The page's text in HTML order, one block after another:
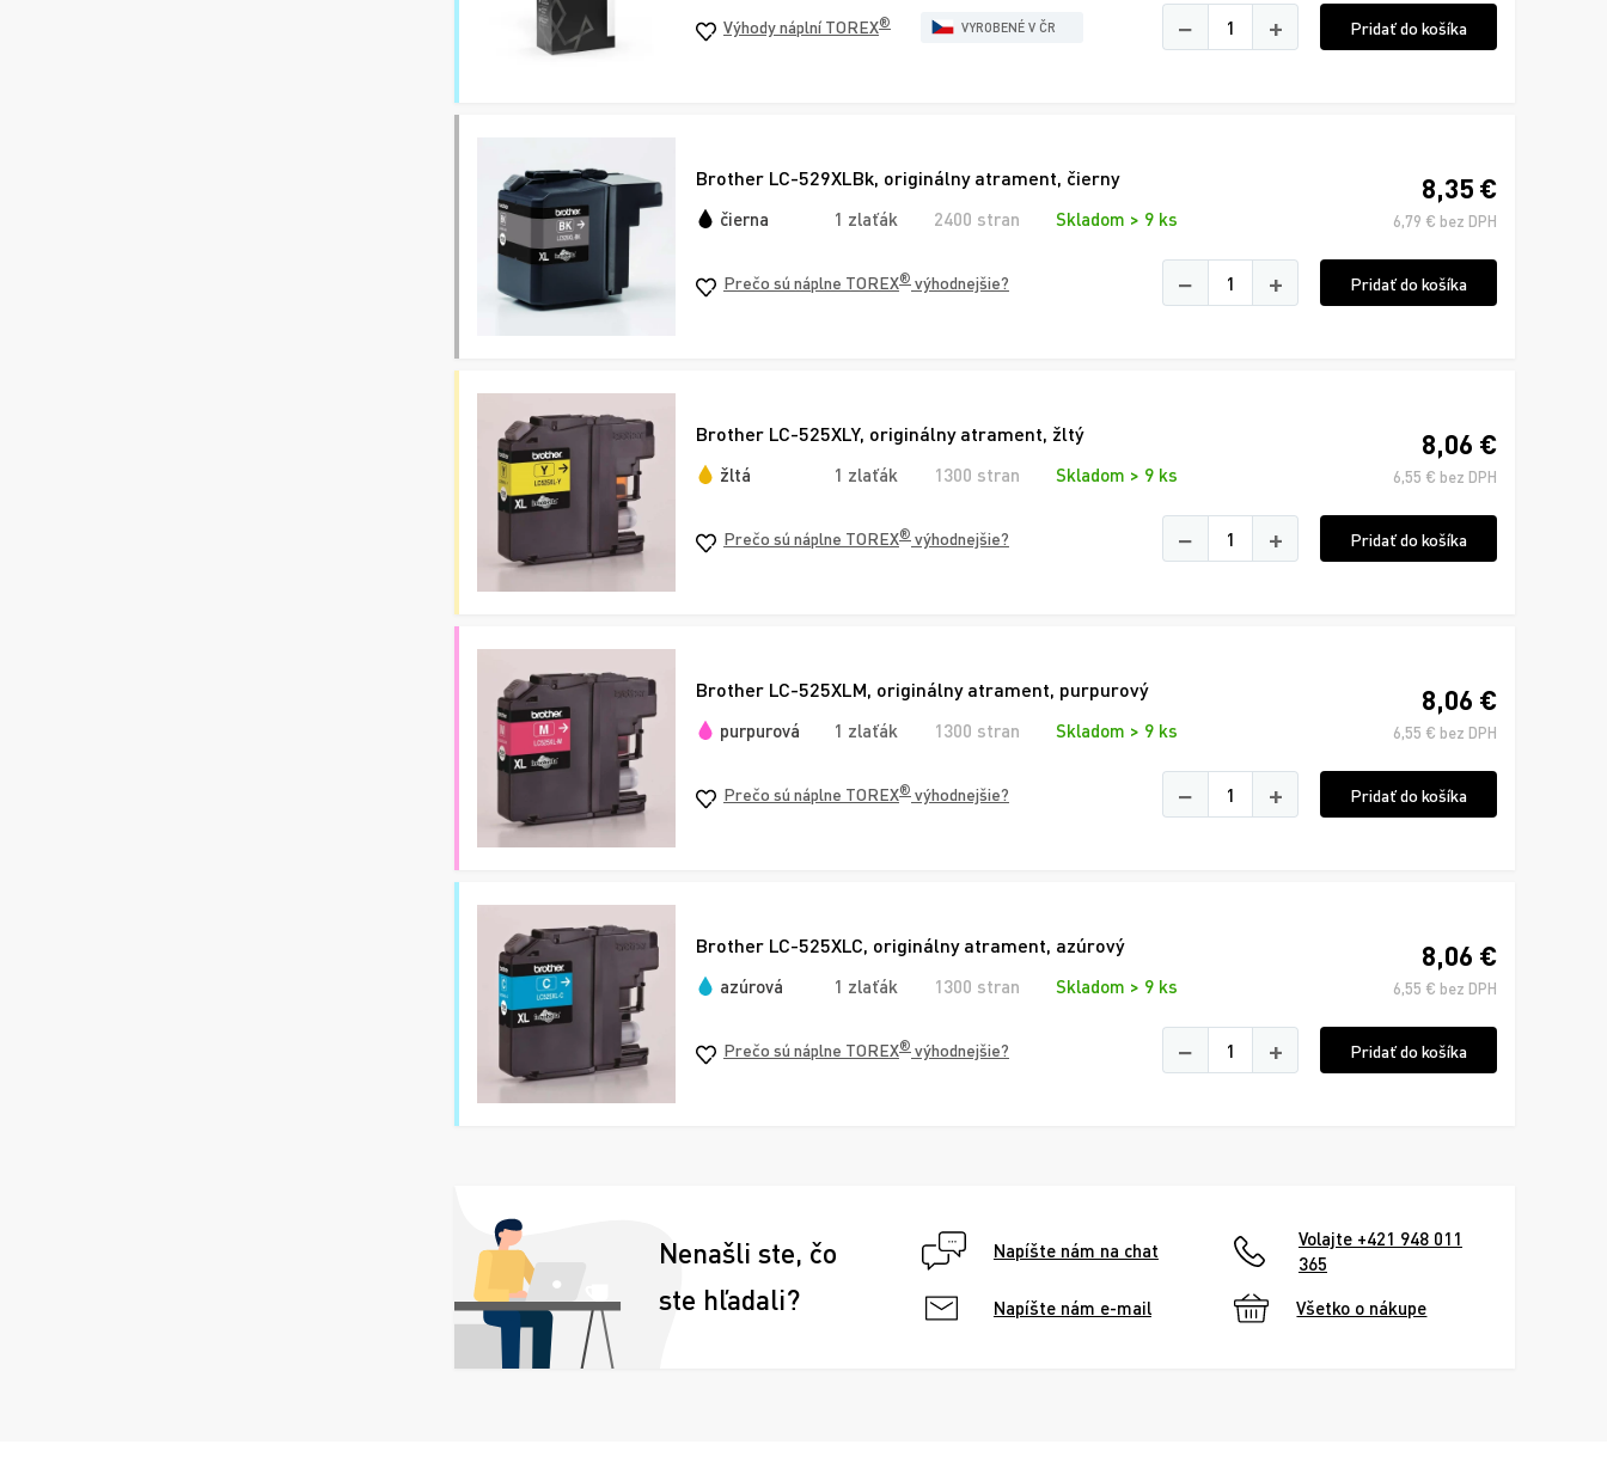
Výhody náplní TOREX® VYROBENÉ V ČR − + Pridať do košíka
Brother LC-529XLBk, originálny atrament, čierny
čierna 1 zlaťák 2400 stran Skladom > 9 ks
8,35 €
6,79 € bez DPH
Prečo sú náplne TOREX® výhodnejšie? − + Pridať do košíka
Brother LC-525XLY, originálny atrament, žltý
žltá 1 zlaťák 1300 stran Skladom > 9 ks
8,06 €
6,55 € bez DPH
Prečo sú náplne TOREX® výhodnejšie? − + Pridať do košíka
Brother LC-525XLM, originálny atrament, purpurový
purpurová 1 zlaťák 1300 stran Skladom > 9 ks
8,06 €
6,55 € bez DPH
Prečo sú náplne TOREX® výhodnejšie? − + Pridať do košíka
Brother LC-525XLC, originálny atrament, azúrový
azúrová 1 zlaťák 1300 stran Skladom > 9 ks
8,06 €
6,55 € bez DPH
Prečo sú náplne TOREX® výhodnejšie? − + Pridať do košíka
Nenašli ste, čo
ste hľadali?
Napíšte nám na chat
Volajte +421 948 011
365
Napíšte nám e-mail Všetko o nákupe